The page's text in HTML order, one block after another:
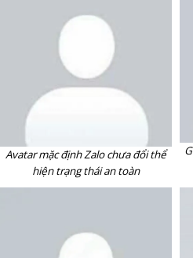
Avatar mặc định Zalo chưa đổi thể
hiện trạng thái an toàn